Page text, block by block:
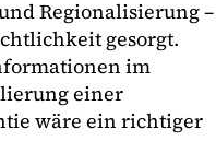
Regionalisierung –
gesorgt.
im
einer
wäre ein richtiger